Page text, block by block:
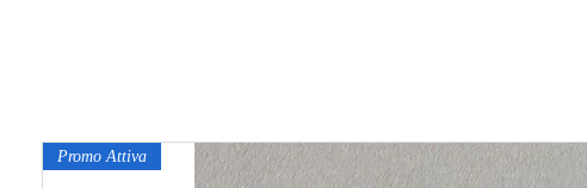
Promo Attiva